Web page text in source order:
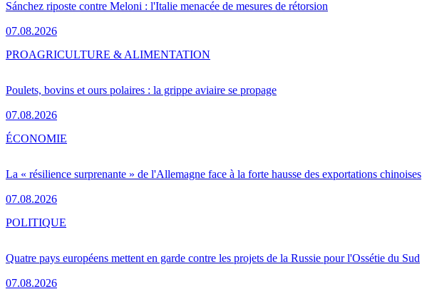
Sánchez riposte contre Meloni : l'Italie menacée de mesures de rétorsion
07.08.2026
Poulets, bovins et ours polaires : la grippe aviaire se propage
07.08.2026
PROAGRICULTURE & ALIMENTATION
La « résilience surprenante » de l'Allemagne face à la forte hausse des exportations chinoises
07.08.2026
ÉCONOMIE
Quatre pays européens mettent en garde contre les projets de la Russie pour l'Ossétie du Sud
07.08.2026
POLITIQUE